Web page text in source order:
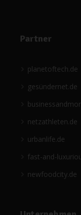
Partner
planetoftech.de
gesündernet.de
netzathleten.de
urbanlife.de
fast-and-
newfoodcity.de